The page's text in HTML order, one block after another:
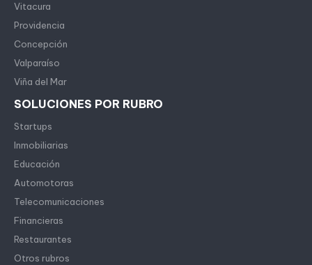
Vitacura
Providencia
Concepción
Valparaíso
Viña del Mar
SOLUCIONES POR RUBRO
Startups
Inmobiliarias
Educación
Automotoras
Telecomunicaciones
Financieras
Restaurantes
Otros rubros